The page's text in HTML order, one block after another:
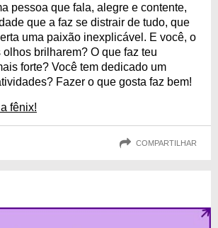
pessoa que fala, alegre e contente,
que a faz se distrair de tudo, que
uma paixão inexplicável. E você, o
brilharem? O que faz teu
forte? Você tem dedicado um
Fazer o que gosta faz bem!
fênix!
COMPARTILHAR